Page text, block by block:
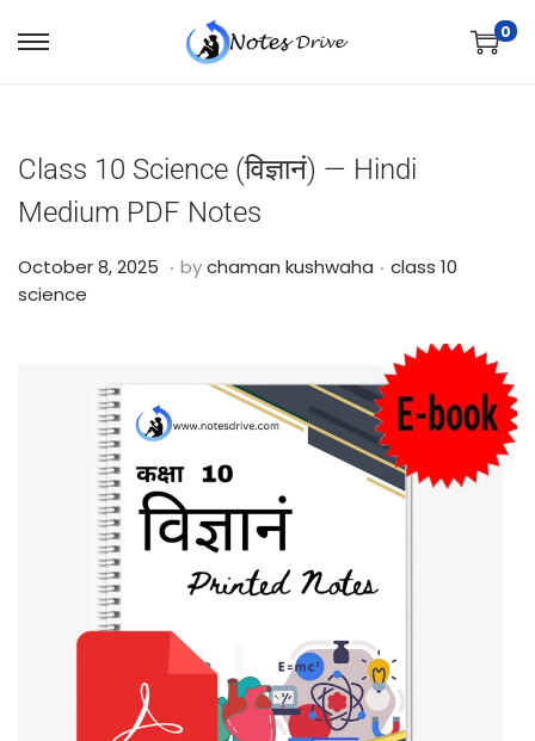
0
Class 10 Science (विज्ञानं) — Hindi
Medium PDF Notes
Posted on
October 8, 2025 O
r
4
,
2
. bychaman kushwaha . Posted in
class 10
science